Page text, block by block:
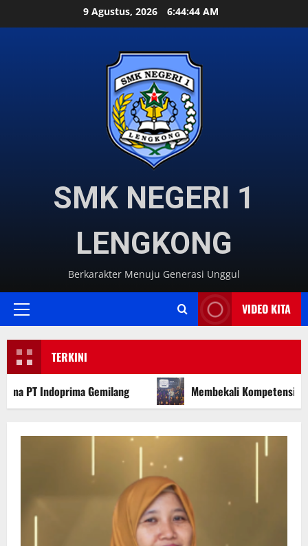
to
9 Agustus, 2026 6:44:47 AM
SMK NEGERI 1
LENGKONG
Berkarakter Menuju Generasi Unggul
Primary
VIDEO KITA
TERKINI
Membekali Kompetensi Masa Depan, SMKN 1